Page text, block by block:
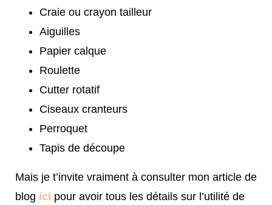
Craie ou crayon tailleur
Aiguilles
Papier calque
Roulette
Cutter rotatif
Ciseaux cranteurs
Perroquet
Tapis de découpe
Mais je t’invite vraiment à consulter mon article de
blog ici pour avoir tous les détails sur l’utilité de